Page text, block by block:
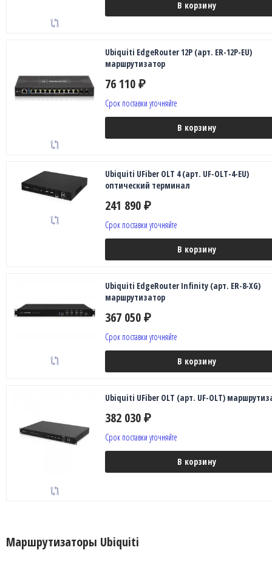
В корзину
Ubiquiti EdgeRouter 12P (арт. ER-12P-EU)
маршрутизатор
76 110 ₽
Срок поставки уточняйте
В корзину
Ubiquiti UFiber OLT 4 (арт. UF-OLT-4-EU)
оптический терминал
241 890 ₽
Срок поставки уточняйте
В корзину
Ubiquiti EdgeRouter Infinity (арт. ER-8-XG)
маршрутизатор
367 050 ₽
Срок поставки уточняйте
В корзину
Ubiquiti UFiber OLT (арт. UF-OLT)
382 030 ₽
Срок поставки уточняйте
В корзину
Маршрутизаторы Ubiquiti